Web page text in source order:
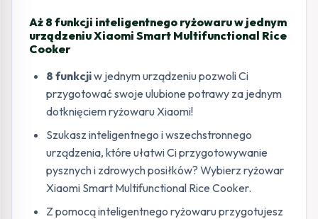
Aż 8 funkcji inteligentnego ryżowaru w jednym
urządzeniu Xiaomi Smart Multifunctional Rice
Cooker
8 funkcjiw jednym urządzeniu pozwoli Ci
przygotować swoje ulubione potrawy za jednym
dotknięciem ryżowaru Xiaomi!
Szukasz inteligentnego i wszechstronnego
urządzenia, które ułatwi Ci przygotowywanie
pysznych i zdrowych posiłków? Wybierz ryżowar
Xiaomi Smart Multifunctional Rice Cooker.
Z pomocą inteligentnego ryżowaru przygotujesz